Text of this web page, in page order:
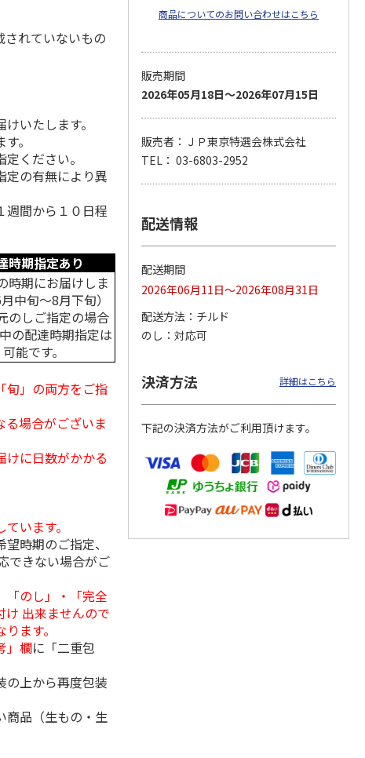
切セッ
呼子朝市ひもの詰合
せ
4.5（8）
(送料・税込)
＜お中元＞函館味く
らべ
2,800円
＜お中元＞愛知三河
産 うなぎ蒲焼ギフ
ト
5,800円
(送料・税込)
れていないもの
いたします。
。
ください。
の有無により異
週間から１０日程
時期指定あり
時期にお届けしま
中旬～8月下旬）
のしご指定の場合
の配達時期指定は
可能です。
旬」の両方をご指
場合がございま
に日数がかかる
います。
時期のご指定、
できない場合がご
のし」・「完全
け 出来ませんので
ます。
」欄に「二重包
の上から再度包装
商品（生もの・生
商品についてのお問い合わせはこちら
販売期間
2026年05月18日～2026年07月15日
販売者：ＪＰ東京特選会株式会社
TEL： 03-6803-2952
配送情報
配送期間
2026年06月11日～2026年08月31日
配送方法
チルド
のし
対応可
決済方法 詳細はこちら
下記の決済方法がご利用頂けます。